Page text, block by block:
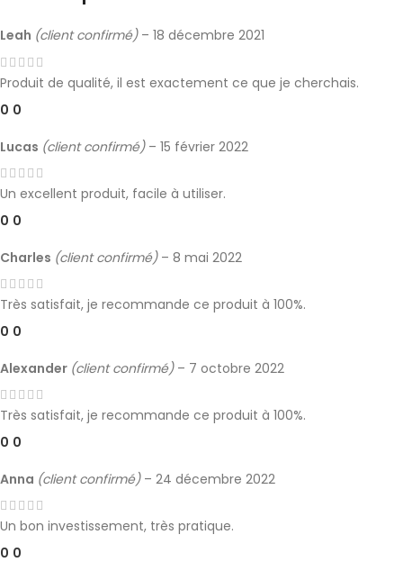
Leah (client confirmé) – 18 décembre 2021
Produit de qualité, il est exactement ce que je cherchais.
0 0
Lucas (client confirmé) – 15 février 2022
Un excellent produit, facile à utiliser.
0 0
Charles (client confirmé) – 8 mai 2022
Très satisfait, je recommande ce produit à 100%.
0 0
Alexander (client confirmé) – 7 octobre 2022
Très satisfait, je recommande ce produit à 100%.
0 0
Anna (client confirmé) – 24 décembre 2022
Un bon investissement, très pratique.
0 0